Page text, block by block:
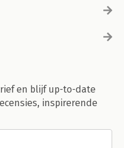
en blijf up-to-date
inspirerende